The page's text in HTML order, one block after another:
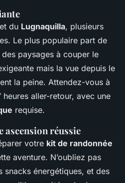
du Lugnaquilla, plusieurs
Le plus populaire part de
paysages à couper le
mais la vue depuis le
la peine. Attendez-vous à
aller-retour, avec une
requise.
ascension réussie
votre kit de randonnée
aventure. N’oubliez pas
snacks énergétiques, et des